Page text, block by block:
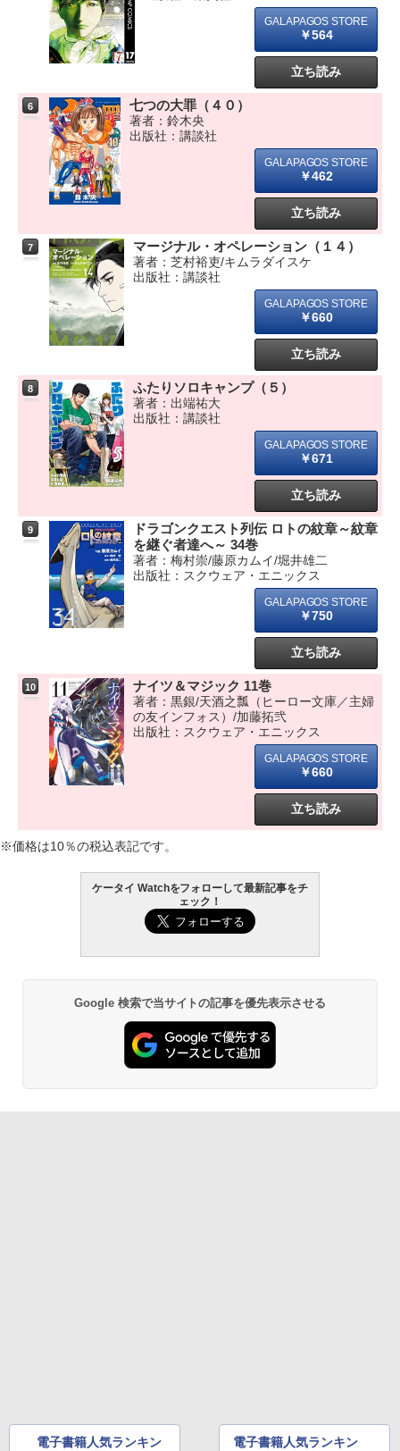
￥564
立ち読み
6 七つの大罪（４０）
著者：鈴木央
出版社：講談社
￥462
立ち読み
7 マージナル・オペレーション（１４）
著者：芝村裕吏/キムラダイスケ
出版社：講談社
￥660
立ち読み
8 ふたりソロキャンプ（５）
著者：出端祐大
出版社：講談社
￥671
立ち読み
9
ドラゴンクエスト列伝 ロトの紋章～紋章
を継ぐ者達へ～ 34巻
著者：梅村崇/藤原カムイ/堀井雄二
出版社：スクウェア・エニックス
￥750
立ち読み
10 ナイツ＆マジック 11巻
著者：黒銀/天酒之瓢（ヒーロー文庫／主婦
の友インフォス）/加藤拓弐
出版社：スクウェア・エニックス
￥660
立ち読み
※価格は10％の税込表記です。
ケータイ Watchをフォローして最新記事をチ
ェック！
Google 検索で当サイトの記事を優先表示させる
電子書籍人気ランキン
電子書籍人気ランキン